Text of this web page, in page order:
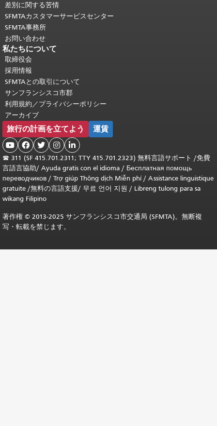
差別に関する苦情
SFMTAカスタマーサービスセンター
SFMTA事務所
お問い合わせ
私たちについて
取締役会
採用情報
SFMTAとの取引について
サンフランシスコ市郡
利用規約／プライバシーポリシー
アーカイブ
旅行の計画を立てよう 運賃
    
☎ 311 (SF 415.701.2311; TTY 415.701.2323) 無料言語サポート /免費
言語言協助/ Ayuda gratis con el idioma / Бесплатная помощь
переводчиков / Trợ giúp Thông dịch Miễn phí/ Assistance linguistique
gratuite /無料の言語支援/ 무료 언어 지원 / Libreng tulong para sa
wikang Filipino
著作権 © 2013-2025 サンフランシスコ市交通局 (SFMTA)。無断複
写・転載を禁じます。